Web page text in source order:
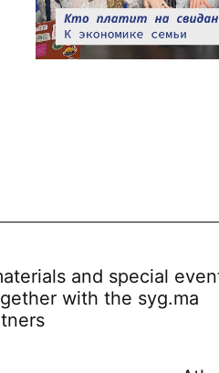
and special
with the syg.ma